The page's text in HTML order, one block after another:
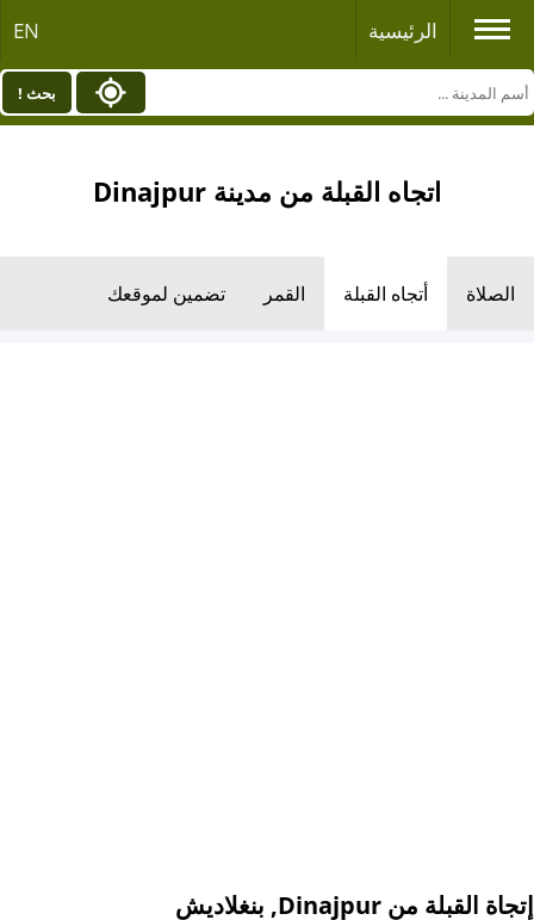
الرئيسية EN
بحث !
اتجاه القبلة من مدينة Dinajpur
الصلاة أتجاه القبلة القمر تضمين لموقعك
إتجاة القبلة من Dinajpur, بنغلاديش